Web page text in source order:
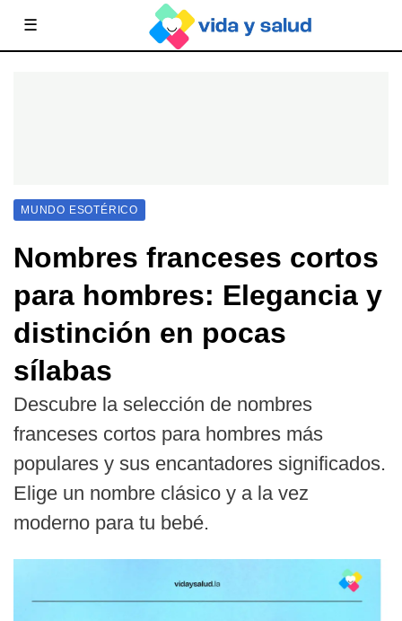
☰
MUNDO ESOTÉRICO
Nombres franceses cortos
para hombres: Elegancia y
distinción en pocas
sílabas
Descubre la selección de nombres
franceses cortos para hombres más
populares y sus encantadores significados.
Elige un nombre clásico y a la vez
moderno para tu bebé.